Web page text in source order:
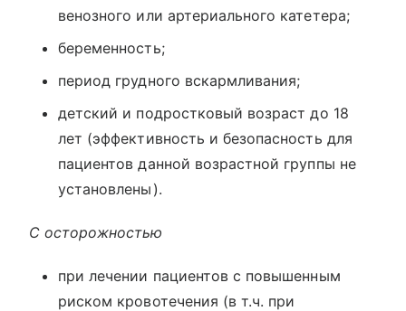
венозного или артериального катетера;
беременность;
период грудного вскармливания;
детский и подростковый возраст до 18
лет (эффективность и безопасность для
пациентов данной возрастной группы не
установлены).
С осторожностью
при лечении пациентов с повышенным
риском кровотечения (в т.ч. при